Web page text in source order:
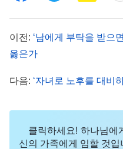
사역도 제대로 점검하
못한 채 복음을 전했
못해 복음 사역은 아무
자매가 맡은 정리 사역
당자들의 문제도 점검
몰랐습니다. 그제야 저
드렸습니다. ‘하나님,
이전: ‘남에게 부탁을 받으
옳은가
다음: ‘자녀로 노후를 대비
클릭하세요! 하나님에
신의 가족에게 임할 것입